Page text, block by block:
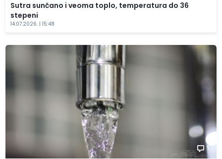
Sutra sunčano i veoma toplo, temperatura do 36
stepeni
14.07.2026. | 15:48
1